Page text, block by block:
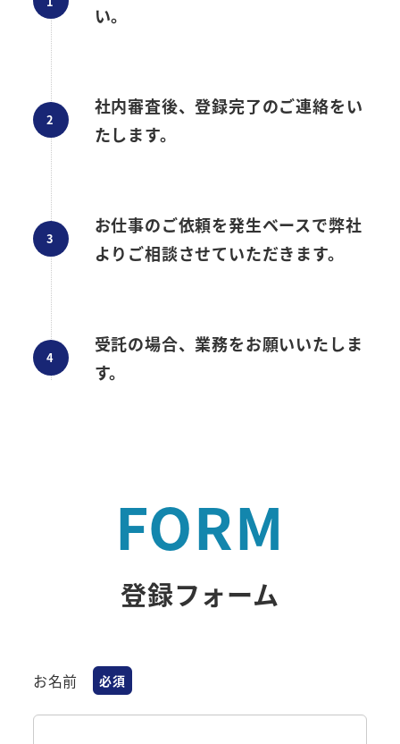
い。
社内審査後、登録完了のご連絡をい
たします。
お仕事のご依頼を発生ベースで弊社
よりご相談させていただきます。
受託の場合、業務をお願いいたしま
す。
FORM
登録フォーム
お名前 必須